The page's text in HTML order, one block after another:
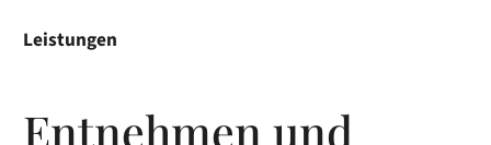
Leistungen
Entnehmen und